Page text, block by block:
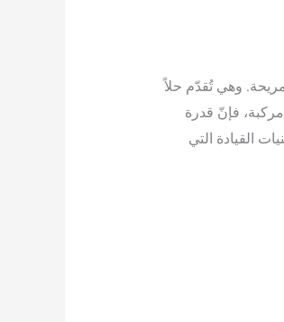
وهي تُقدّم حلاً
فإنّ قدرة
القيادة التي